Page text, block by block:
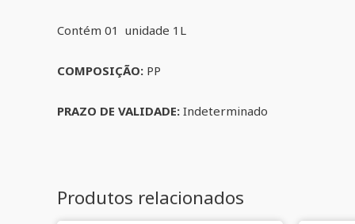
Contém 01 unidade 1L
COMPOSIÇÃO: PP
PRAZO DE VALIDADE: Indeterminado
Produtos relacionados